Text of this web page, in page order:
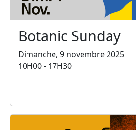
Botanic Sunday
Dimanche, 9 novembre 2025
10H00 - 17H30